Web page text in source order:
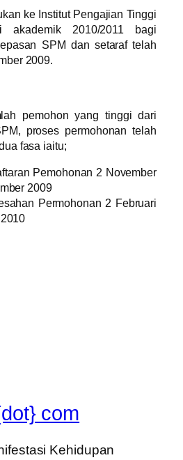
ke Institut Pengajian Tinggi
akademik 2010/2011 bagi
SPM dan setaraf telah
2009.
pemohon yang tinggi dari
proses permohonan telah
fasa iaitu;
Pemohonan 2 November
2009
Permohonan 2 Februari
com
Kehidupan